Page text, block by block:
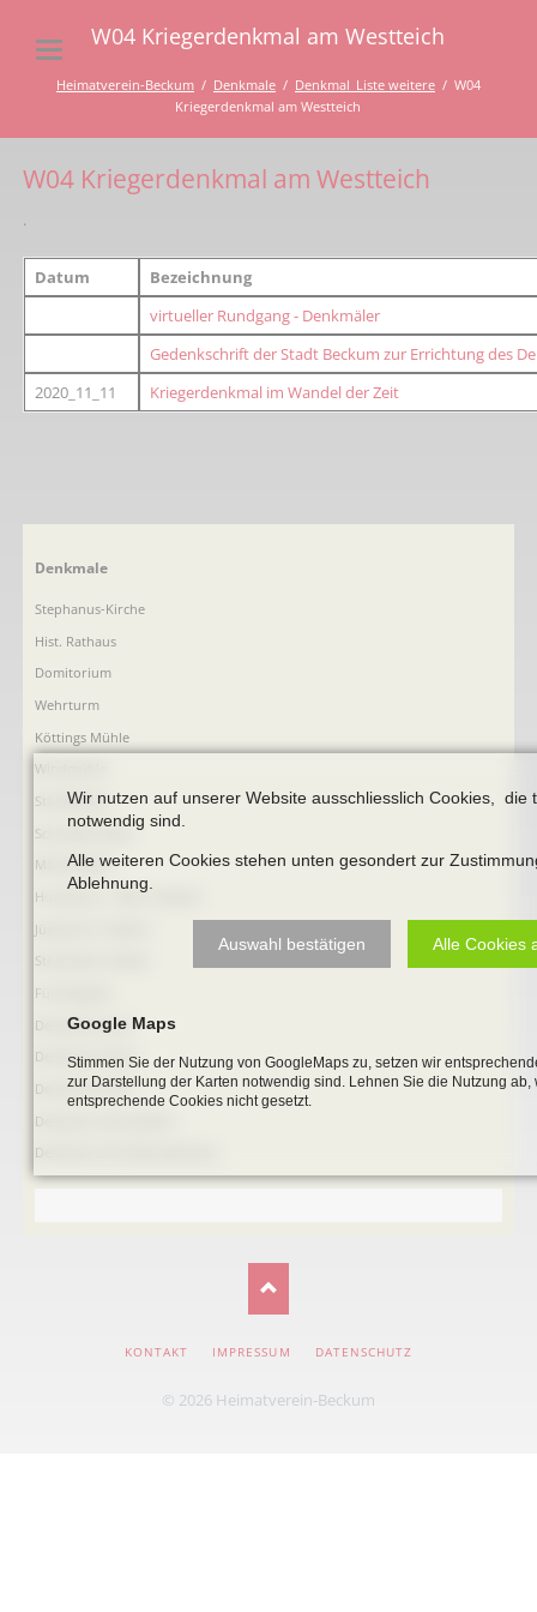
W04 Kriegerdenkmal am Westteich
Heimatverein-Beckum Denkmale Denkmal_Liste weitere
W04
Kriegerdenkmal am Westteich
W04 Kriegerdenkmal am Westteich
.
Datum
Bezeichnung
virtueller Rundgang - Denkmäler
Gedenkschrift der Stadt Beckum zur Errichtung des
2020_11_11
Kriegerdenkmal im Wandel der Zeit
Navigation
Denkmale
Stephanus-Kirche
Hist. Rathaus
Domitorium
Wehrturm
Köttings Mühle
Windmühle
Ständehaus
Schmiede Galen
Mariensäule
Hochkreuz - Alter Friedhof
Jüdischer Friedhof
Steinkisten Gräber
Fürstengrab
Denkmal-Liste A
Denkmal-Liste B
Denkmal-Liste C
Denkmal_Liste weitere
Denkmal-Liste Naturdenkmal
KONTAKT IMPRESSUM DATENSCHUTZ
© 2026 Heimatverein-Beckum
Wir nutzen auf unserer Website ausschliesslich Cookies, die
notwendig sind.
Alle weiteren Cookies stehen unten gesondert zur
Ablehnung.
Auswahl bestätigen Alle Cookies
Google Maps
Stimmen Sie der Nutzung von GoogleMaps zu, setzen wir
zur Darstellung der Karten notwendig sind. Lehnen Sie die Nutzung ab,
entsprechende Cookies nicht gesetzt.